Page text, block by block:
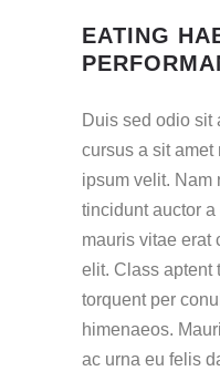
EATING
Duis sed odio sit
cursus a sit amet
ipsum velit. Nam
tincidunt auctor
mauris vitae erat
elit. Class aptent
torquent per
himenaeos.
ac urna eu felis